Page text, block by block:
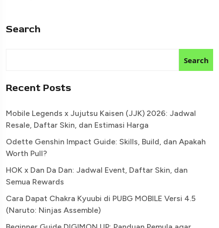
Search
Search
Recent Posts
Mobile Legends x Jujutsu Kaisen (JJK) 2026: Jadwal
Resale, Daftar Skin, dan Estimasi Harga
Odette Genshin Impact Guide: Skills, Build, dan Apakah
Worth Pull?
HOK x Dan Da Dan: Jadwal Event, Daftar Skin, dan
Semua Rewards
Cara Dapat Chakra Kyuubi di PUBG MOBILE Versi 4.5
(Naruto: Ninjas Assemble)